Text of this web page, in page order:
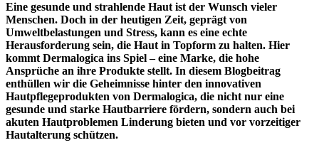
Eine gesunde und strahlende Haut ist der Wunsch vieler
Menschen. Doch in der heutigen Zeit, geprägt von
Umweltbelastungen und Stress, kann es eine echte
Herausforderung sein, die Haut in Topform zu halten. Hier
kommt Dermalogica ins Spiel – eine Marke, die hohe
Ansprüche an ihre Produkte stellt. In diesem Blogbeitrag
enthüllen wir die Geheimnisse hinter den innovativen
Hautpflegeprodukten von Dermalogica, die nicht nur eine
gesunde und starke Hautbarriere fördern, sondern auch bei
akuten Hautproblemen Linderung bieten und vor vorzeitiger
Hautalterung schützen.